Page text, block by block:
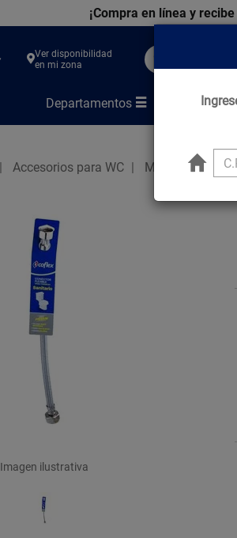
¡Compra en línea y
Ver disponibilidad
en mi zona
Departamentos Marcas
Accesorios para WC Mangueras
Imagen ilustrativa